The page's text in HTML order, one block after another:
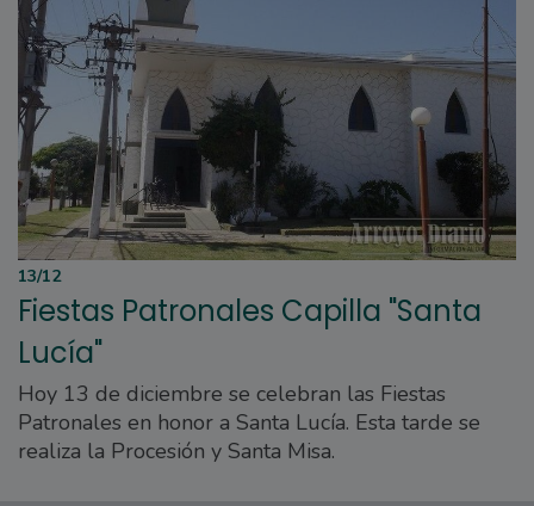
13/12
Fiestas Patronales Capilla "Santa
Lucía"
Hoy 13 de diciembre se celebran las Fiestas
Patronales en honor a Santa Lucía. Esta tarde se
realiza la Procesión y Santa Misa.